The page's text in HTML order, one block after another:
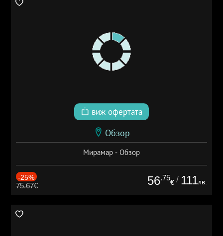
виж офертата
Обзор
Мирамар - Обзор
-25%
75.67€ 56.75
€ / 111лв.